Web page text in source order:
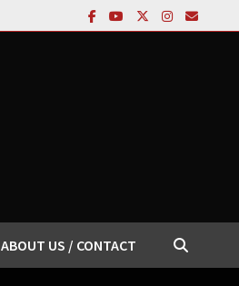
ABOUT US / CONTACT